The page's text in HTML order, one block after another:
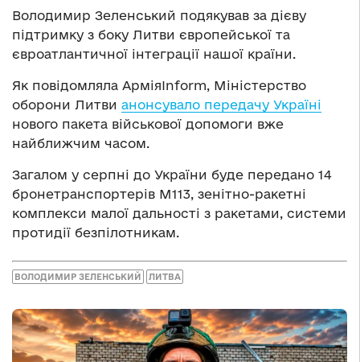
Володимир Зеленський подякував за дієву
підтримку з боку Литви європейської та
євроатлантичної інтеграції нашої країни.
Як повідомляла АрміяInform, Міністерство
оборони Литви анонсувало передачу Україні
нового пакета військової допомоги вже
найближчим часом.
Загалом у серпні до України буде передано 14
бронетранспортерів М113, зенітно-ракетні
комплекси малої дальності з ракетами, системи
протидії безпілотникам.
ВОЛОДИМИР ЗЕЛЕНСЬКИЙ ЛИТВА